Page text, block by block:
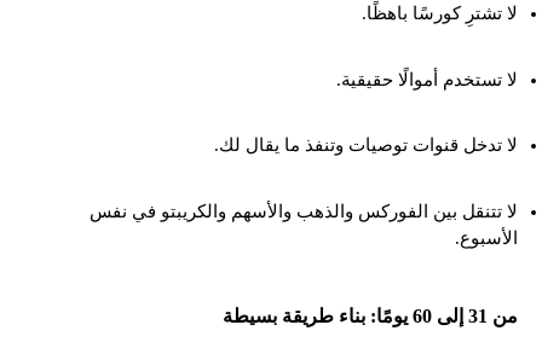
لا تشترِ كورسًا باهظًا.
لا تستخدم أموالًا حقيقية.
لا تدخل قنوات توصيات وتنفذ ما يقال لك.
لا تتنقل بين الفوركس والذهب والأسهم والكريبتو في نفس
الأسبوع.
من 31 إلى 60 يومًا: بناء طريقة بسيطة